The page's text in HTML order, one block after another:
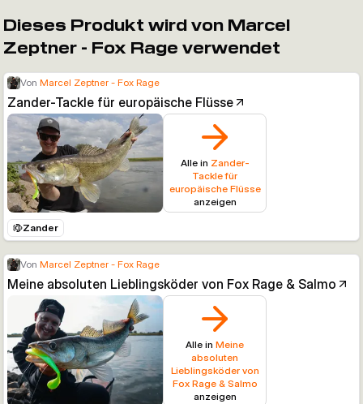
Dieses Produkt wird von Marcel
Zeptner - Fox Rage verwendet
Von Marcel Zeptner - Fox Rage
Zander-Tackle für europäische Flüsse
Alle in Zander-
Tackle für
europäische Flüsse
anzeigen
Zander
Von Marcel Zeptner - Fox Rage
Meine absoluten Lieblingsköder von Fox Rage & Salmo
Alle in Meine
absoluten
Lieblingsköder von
Fox Rage & Salmo
anzeigen